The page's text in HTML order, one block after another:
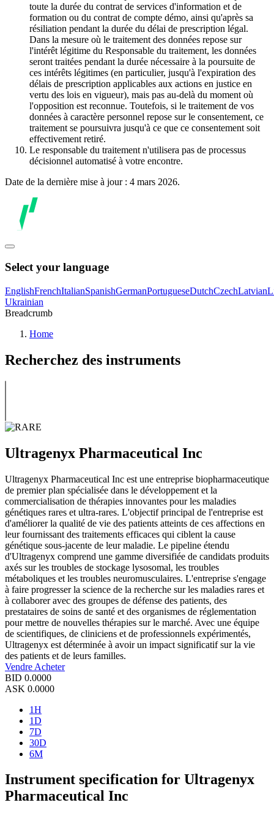
toute la durée du contrat de services d'information et de
formation ou du contrat de compte démo, ainsi qu'après sa
résiliation pendant la durée du délai de prescription légal.
Dans la mesure où le traitement des données repose sur
l'intérêt légitime du Responsable du traitement, les données
seront traitées pendant la durée nécessaire à la poursuite de
ces intérêts légitimes (en particulier, jusqu'à l'expiration des
délais de prescription applicables aux actions en justice en
vertu des lois en vigueur), mais pas au-delà du moment où
l'opposition est reconnue. Toutefois, si le traitement de vos
données à caractère personnel repose sur le consentement, ce
traitement se poursuivra jusqu'à ce que ce consentement soit
effectivement retiré.
Le responsable du traitement n'utilisera pas de processus
décisionnel automatisé à votre encontre.
Date de la dernière mise à jour : 4 mars 2026.
Select your language
EnglishFrenchItalianSpanishGermanPortugueseDutchCzechLatvian
Ukrainian
Breadcrumb
Home
Recherchez des instruments
Ultragenyx Pharmaceutical Inc
Ultragenyx Pharmaceutical Inc est une entreprise biopharmaceutique
de premier plan spécialisée dans le développement et la
commercialisation de thérapies innovantes pour les maladies
génétiques rares et ultra-rares. L'objectif principal de l'entreprise est
d'améliorer la qualité de vie des patients atteints de ces affections en
leur fournissant des traitements efficaces qui ciblent la cause
génétique sous-jacente de leur maladie. Le pipeline étendu
d'Ultragenyx comprend une gamme diversifiée de candidats produits
axés sur les troubles de stockage lysosomal, les troubles
métaboliques et les troubles neuromusculaires. L'entreprise s'engage
à faire progresser la science de la recherche sur les maladies rares et
à collaborer avec des groupes de défense des patients, des
prestataires de soins de santé et des organismes de réglementation
pour mettre de nouvelles thérapies sur le marché. Avec une équipe
de scientifiques, de cliniciens et de professionnels expérimentés,
Ultragenyx est déterminée à avoir un impact significatif sur la vie
des patients et de leurs familles.
Vendre Acheter
BID 0.0000
ASK 0.0000
1H
1D
7D
30D
6M
Instrument specification for Ultragenyx
Pharmaceutical Inc